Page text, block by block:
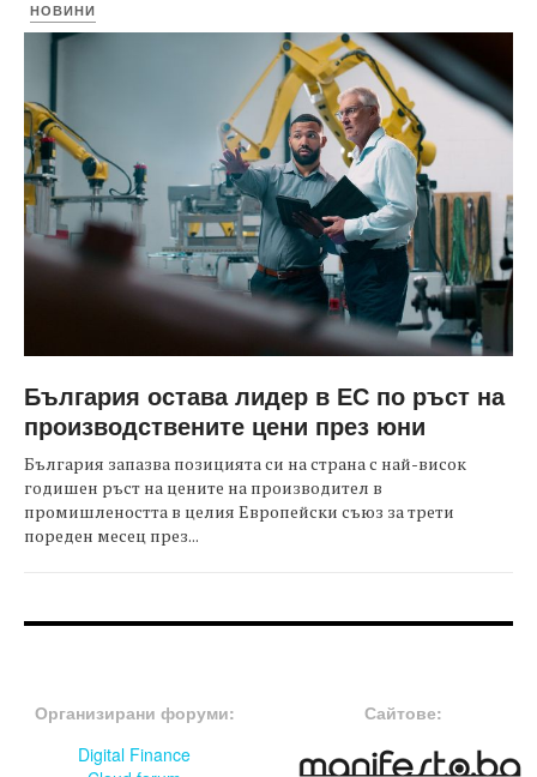
НОВИНИ
България остава лидер в ЕС по ръст на
производствените цени през юни
България запазва позицията си на страна с най-висок
годишен ръст на цените на производител в
промишлеността в целия Европейски съюз за трети
пореден месец през...
Организирани форуми:
Digital Finance
Сайтове: